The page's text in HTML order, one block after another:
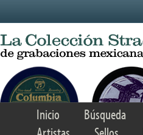
Inicio Búsqueda